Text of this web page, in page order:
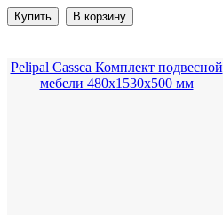
Pelipal Cassca Комплект подвесной
мебели 480х1530х500 мм